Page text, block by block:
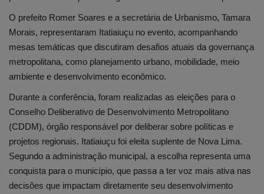
O prefeito Romer Soares e a secretária de Urbanismo, Tamara
Morais, representaram Itatiaiuçu no evento, acompanhando
mesas temáticas que discutiram desafios atuais da governança
metropolitana, como planejamento urbano, mobilidade, meio
ambiente e desenvolvimento econômico.
Durante a conferência, foram realizadas as eleições para o
Conselho Deliberativo de Desenvolvimento Metropolitano
(CDDM), órgão responsável por deliberar sobre políticas e
projetos regionais. Itatiaiuçu foi eleita suplente de Nova Lima.
Segundo a administração municipal, a escolha representa uma
conquista para o município, que passa a ter voz mais ativa nas
decisões que impactam diretamente seu desenvolvimento